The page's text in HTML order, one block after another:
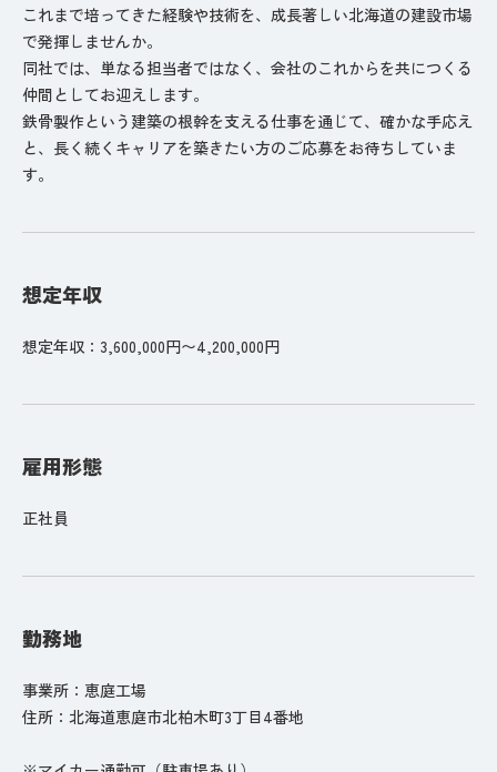
これまで培ってきた経験や技術を、成長著しい北海道の建設市場
で発揮しませんか。
同社では、単なる担当者ではなく、会社のこれからを共につくる
仲間としてお迎えします。
鉄骨製作という建築の根幹を支える仕事を通じて、確かな手応え
と、長く続くキャリアを築きたい方のご応募をお待ちしていま
す。
想定年収
想定年収：3,600,000円〜4,200,000円
雇用形態
正社員
勤務地
事業所：恵庭工場
住所：北海道恵庭市北柏木町3丁目4番地